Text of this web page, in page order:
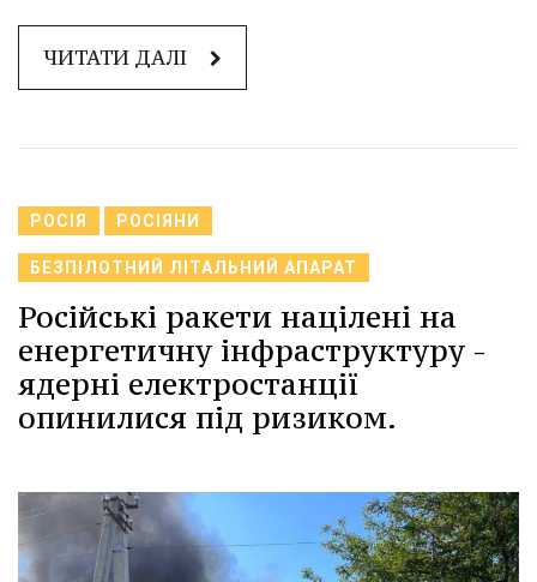
ЧИТАТИ ДАЛІ
РОСІЯ РОСІЯНИ
БЕЗПІЛОТНИЙ ЛІТАЛЬНИЙ АПАРАТ
Російські ракети націлені на
енергетичну інфраструктуру -
ядерні електростанції
опинилися під ризиком.